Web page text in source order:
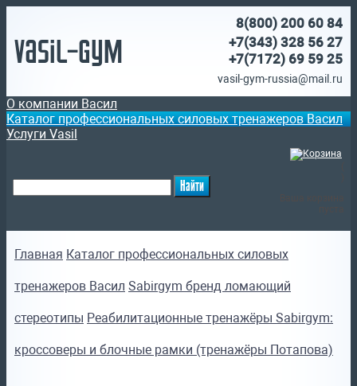
Vasil-Gym
8(800) 200 60 84
+7(343) 328 56 27
+7(7172) 69 59 25
vasil-gym-russia@mail.ru
О компании Васил
Каталог профессиональных силовых тренажеров Васил
Услуги Vasil
Главная Каталог профессиональных силовых
тренажеров Васил Sabirgym бренд ломающий
стереотипы Реабилитационные тренажёры Sabirgym:
кроссоверы и блочные рамки (тренажёры Потапова)